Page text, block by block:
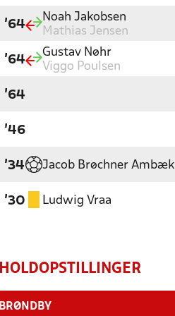
'64
Noah Jakobsen
Mathias Jensen
'64
Gustav Nøhr
Viggo Poulsen
'64
'46
'34 Jacob Brøchner Ambæk
'30 Ludwig Vraa
HOLDOPSTILLINGER
BRØNDBY